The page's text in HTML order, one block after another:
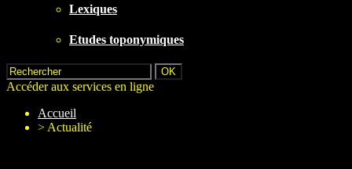
Lexiques
Etudes toponymiques
Accéder aux services en ligne
Accueil
> Actualité